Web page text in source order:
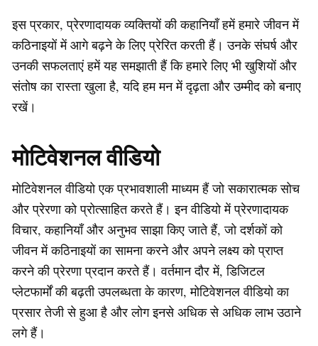
इस प्रकार, प्रेरणादायक व्यक्तियों की कहानियाँ हमें हमारे जीवन में
कठिनाइयों में आगे बढ़ने के लिए प्रेरित करती हैं। उनके संघर्ष और
उनकी सफलताएं हमें यह समझाती हैं कि हमारे लिए भी खुशियों और
संतोष का रास्ता खुला है, यदि हम मन में दृढ़ता और उम्मीद को बनाए
रखें।
मोटिवेशनल वीडियो
मोटिवेशनल वीडियो एक प्रभावशाली माध्यम हैं जो सकारात्मक सोच
और प्रेरणा को प्रोत्साहित करते हैं। इन वीडियो में प्रेरणादायक
विचार, कहानियाँ और अनुभव साझा किए जाते हैं, जो दर्शकों को
जीवन में कठिनाइयों का सामना करने और अपने लक्ष्य को प्राप्त
करने की प्रेरणा प्रदान करते हैं। वर्तमान दौर में, डिजिटल
प्लेटफार्मों की बढ़ती उपलब्धता के कारण, मोटिवेशनल वीडियो का
प्रसार तेजी से हुआ है और लोग इनसे अधिक से अधिक लाभ उठाने
लगे हैं।